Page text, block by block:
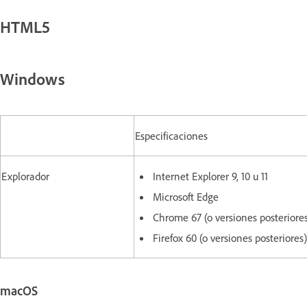
HTML5
Windows
Especificaciones
Explorador
Internet Explorer 9, 10 u 11
Microsoft Edge
Chrome 67 (o versiones
Firefox 60 (o versiones posteriores)
macOS